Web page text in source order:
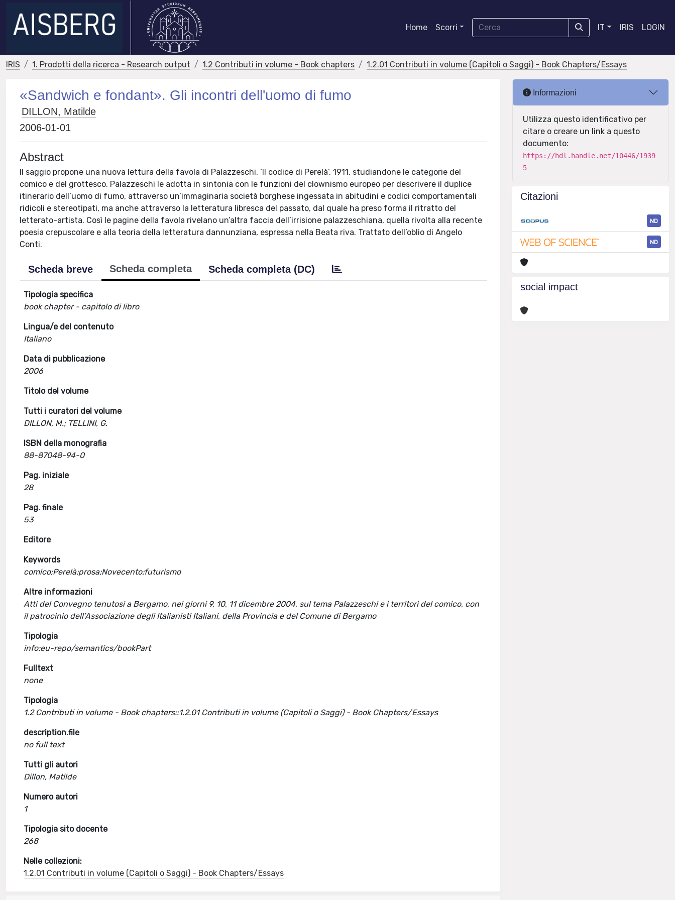
Home Scorri IT IRIS LOGIN
IRIS 1. Prodotti della ricerca - Research output 1.2 Contributi in volume - Book chapters 1.2.01 Contributi in volume (Capitoli o Saggi) - Book Chapters/Essays
«Sandwich e fondant». Gli incontri dell'uomo di fumo
DILLON, Matilde
2006-01-01
Abstract
Il saggio propone una nuova lettura della favola di Palazzeschi, ‘Il codice di Perelà’, 1911, studiandone le categorie del
comico e del grottesco. Palazzeschi le adotta in sintonia con le funzioni del clownismo europeo per descrivere il duplice
itinerario dell’uomo di fumo, attraverso un’immaginaria società borghese ingessata in abitudini e codici comportamentali
ridicoli e stereotipati, ma anche attraverso la letteratura libresca del passato, dal quale ha preso forma il ritratto del
letterato-artista. Così le pagine della favola rivelano un’altra faccia dell’irrisione palazzeschiana, quella rivolta alla recente
poesia crepuscolare e alla teoria della letteratura dannunziana, espressa nella Beata riva. Trattato dell’oblio di Angelo
Conti.
Scheda breve Scheda completa Scheda completa (DC)
Tipologia specifica
book chapter - capitolo di libro
Lingua/e del contenuto
Italiano
Data di pubblicazione
2006
Titolo del volume
Tutti i curatori del volume
DILLON, M.; TELLINI, G.
ISBN della monografia
88-87048-94-0
Pag. iniziale
28
Pag. finale
53
Editore
Keywords
comico;Perelà;prosa;Novecento;futurismo
Altre informazioni
Atti del Convegno tenutosi a Bergamo, nei giorni 9, 10, 11 dicembre 2004, sul tema Palazzeschi e i territori del comico, con
il patrocinio dell’Associazione degli Italianisti Italiani, della Provincia e del Comune di Bergamo
Tipologia
info:eu-repo/semantics/bookPart
Fulltext
none
Tipologia
1.2 Contributi in volume - Book chapters::1.2.01 Contributi in volume (Capitoli o Saggi) - Book Chapters/Essays
description.file
no full text
Tutti gli autori
Dillon, Matilde
Numero autori
1
Tipologia sito docente
268
Nelle collezioni:
1.2.01 Contributi in volume (Capitoli o Saggi) - Book Chapters/Essays
Informazioni
Utilizza questo identificativo per
citare o creare un link a questo
documento:
https://hdl.handle.net/10446/1939
5
Citazioni
ND
ND
social impact